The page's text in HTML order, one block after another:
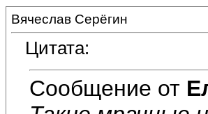
Вячеслав Серёгин
Цитата:
Сообщение от